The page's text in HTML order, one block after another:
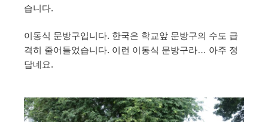
습니다.
이동식 문방구입니다. 한국은 학교앞 문방구의 수도 급
격히 줄어들었습니다. 이런 이동식 문방구라… 아주 정
답네요.